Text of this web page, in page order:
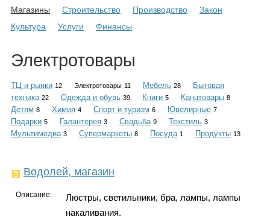
Объявления
Инфо
Магазины
Строительство Производство
Закон
Культура
Услуги Финансы
Электротовары
ТЦ и рынки 12 Электротовары 11 Мебель 28
Бытовая
техника 22 Одежда и обувь 39 Книги 5 Канцтовары 8
Детям 8 Химия 4 Спорт и туризм 6 Ювелирные 7
Подарки 5 Галантерея 3 Свадьба 9 Текстиль 3
Мультимедиа 3 Супермаркеты 8 Посуда 1 Продукты 13
Водолей, магазин
Описание:
Люстры, светильники, бра, лампы, лампы
накаливания.